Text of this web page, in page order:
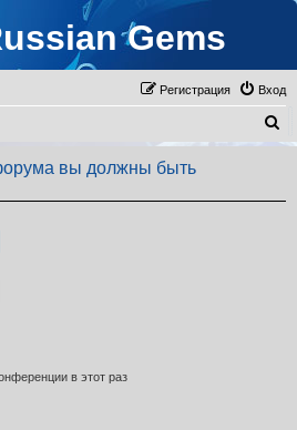
Gems
Вход
Регистрация
о
с
вы должны быть
в этот раз